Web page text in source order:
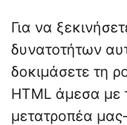
Για να
δυνατοτήτων
δοκιμάσετε τη
HTML άμεσα με
μετατροπέα